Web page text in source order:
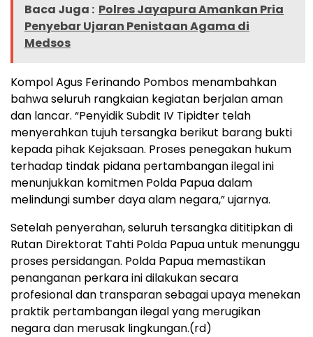
Baca Juga : Polres Jayapura Amankan Pria
Penyebar Ujaran Penistaan Agama di
Medsos
Kompol Agus Ferinando Pombos menambahkan
bahwa seluruh rangkaian kegiatan berjalan aman
dan lancar. “Penyidik Subdit IV Tipidter telah
menyerahkan tujuh tersangka berikut barang bukti
kepada pihak Kejaksaan. Proses penegakan hukum
terhadap tindak pidana pertambangan ilegal ini
menunjukkan komitmen Polda Papua dalam
melindungi sumber daya alam negara,” ujarnya.
Setelah penyerahan, seluruh tersangka dititipkan di
Rutan Direktorat Tahti Polda Papua untuk menunggu
proses persidangan. Polda Papua memastikan
penanganan perkara ini dilakukan secara
profesional dan transparan sebagai upaya menekan
praktik pertambangan ilegal yang merugikan
negara dan merusak lingkungan.(rd)